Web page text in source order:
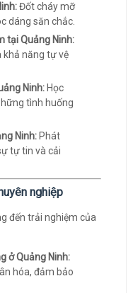
Đốt cháy mỡ
dáng săn chắc.
tại Quảng Ninh:
khả năng tự vệ
Ninh:Học
tình huống
Ninh:Phát
tự tin và cải
nghiệp
đến trải nghiệm của
ở Quảng Ninh:
hóa, đảm bảo